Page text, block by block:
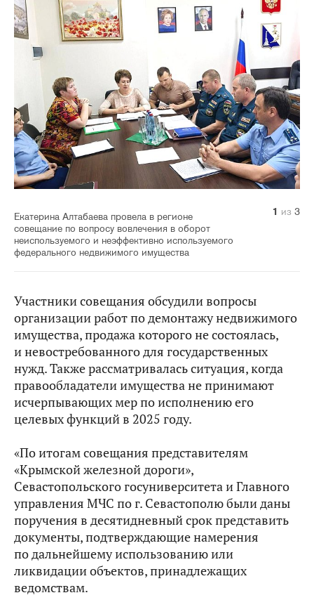
Екатерина Алтабаева провела в регионе
совещание по вопросу вовлечения в оборот
неиспользуемого и неэффективно используемого
федерального недвижимого имущества
1 из 3
2 из 3
3 из 3
Участники совещания обсудили вопросы
организации работ по демонтажу недвижимого
имущества, продажа которого не состоялась,
и невостребованного для государственных
нужд. Также рассматривалась ситуация, когда
правообладатели имущества не принимают
исчерпывающих мер по исполнению его
целевых функций в 2025 году.
«По итогам совещания представителям
«Крымской железной дороги»,
Севастопольского госуниверситета и Главного
управления МЧС по г. Севастополю были даны
поручения в десятидневный срок представить
документы, подтверждающие намерения
по дальнейшему использованию или
ликвидации объектов, принадлежащих
ведомствам.